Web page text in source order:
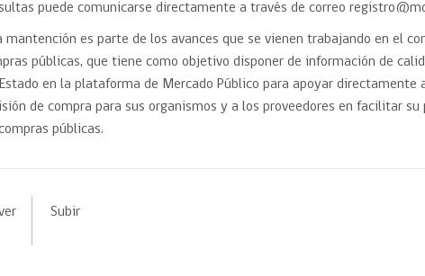
Gestión de Contratos
Compras públicas con
perspectiva de género
puede comunicarse directamente a través de correo
mantención es parte de los avances que se vienen trabajando en el
públicas, que tiene como objetivo disponer de información de
en la plataforma de Mercado Público para apoyar directamente
de compra para sus organismos y a los proveedores en facilitar
públicas.
Subir